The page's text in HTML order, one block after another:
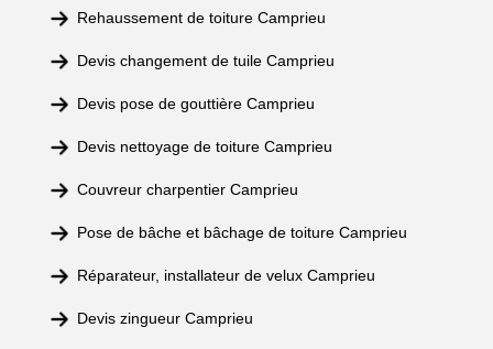
Rehaussement de toiture Camprieu
Devis changement de tuile Camprieu
Devis pose de gouttière Camprieu
Devis nettoyage de toiture Camprieu
Couvreur charpentier Camprieu
Pose de bâche et bâchage de toiture Camprieu
Réparateur, installateur de velux Camprieu
Devis zingueur Camprieu